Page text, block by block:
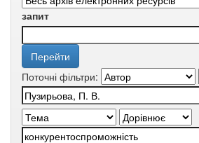
запит
Поточні фільтри: